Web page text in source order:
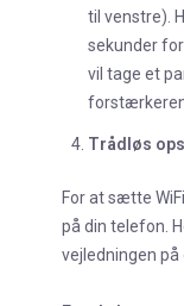
til venstre).
sekunder
vil tage et
Trådløs
For at sætte
på din telefon.
vejledningen på